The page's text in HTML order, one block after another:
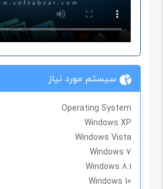
سیستم مورد نیاز
Operating System
Windows XP
Windows Vista
Windows 7
Windows 8.1
Windows 10